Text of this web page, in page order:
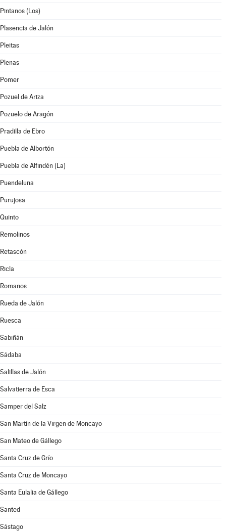
Pintanos (Los)
Plasencia de Jalón
Pleitas
Plenas
Pomer
Pozuel de Ariza
Pozuelo de Aragón
Pradilla de Ebro
Puebla de Albortón
Puebla de Alfindén (La)
Puendeluna
Purujosa
Quinto
Remolinos
Retascón
Ricla
Romanos
Rueda de Jalón
Ruesca
Sabiñán
Sádaba
Salillas de Jalón
Salvatierra de Esca
Samper del Salz
San Martín de la Virgen de Moncayo
San Mateo de Gállego
Santa Cruz de Grío
Santa Cruz de Moncayo
Santa Eulalia de Gállego
Santed
Sástago